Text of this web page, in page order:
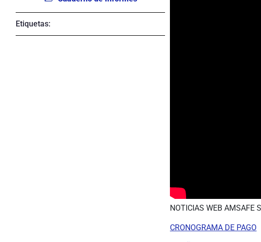
Etiquetas:
NOTICIAS WEB AMSAFE
CRONOGRAMA DE PAGO